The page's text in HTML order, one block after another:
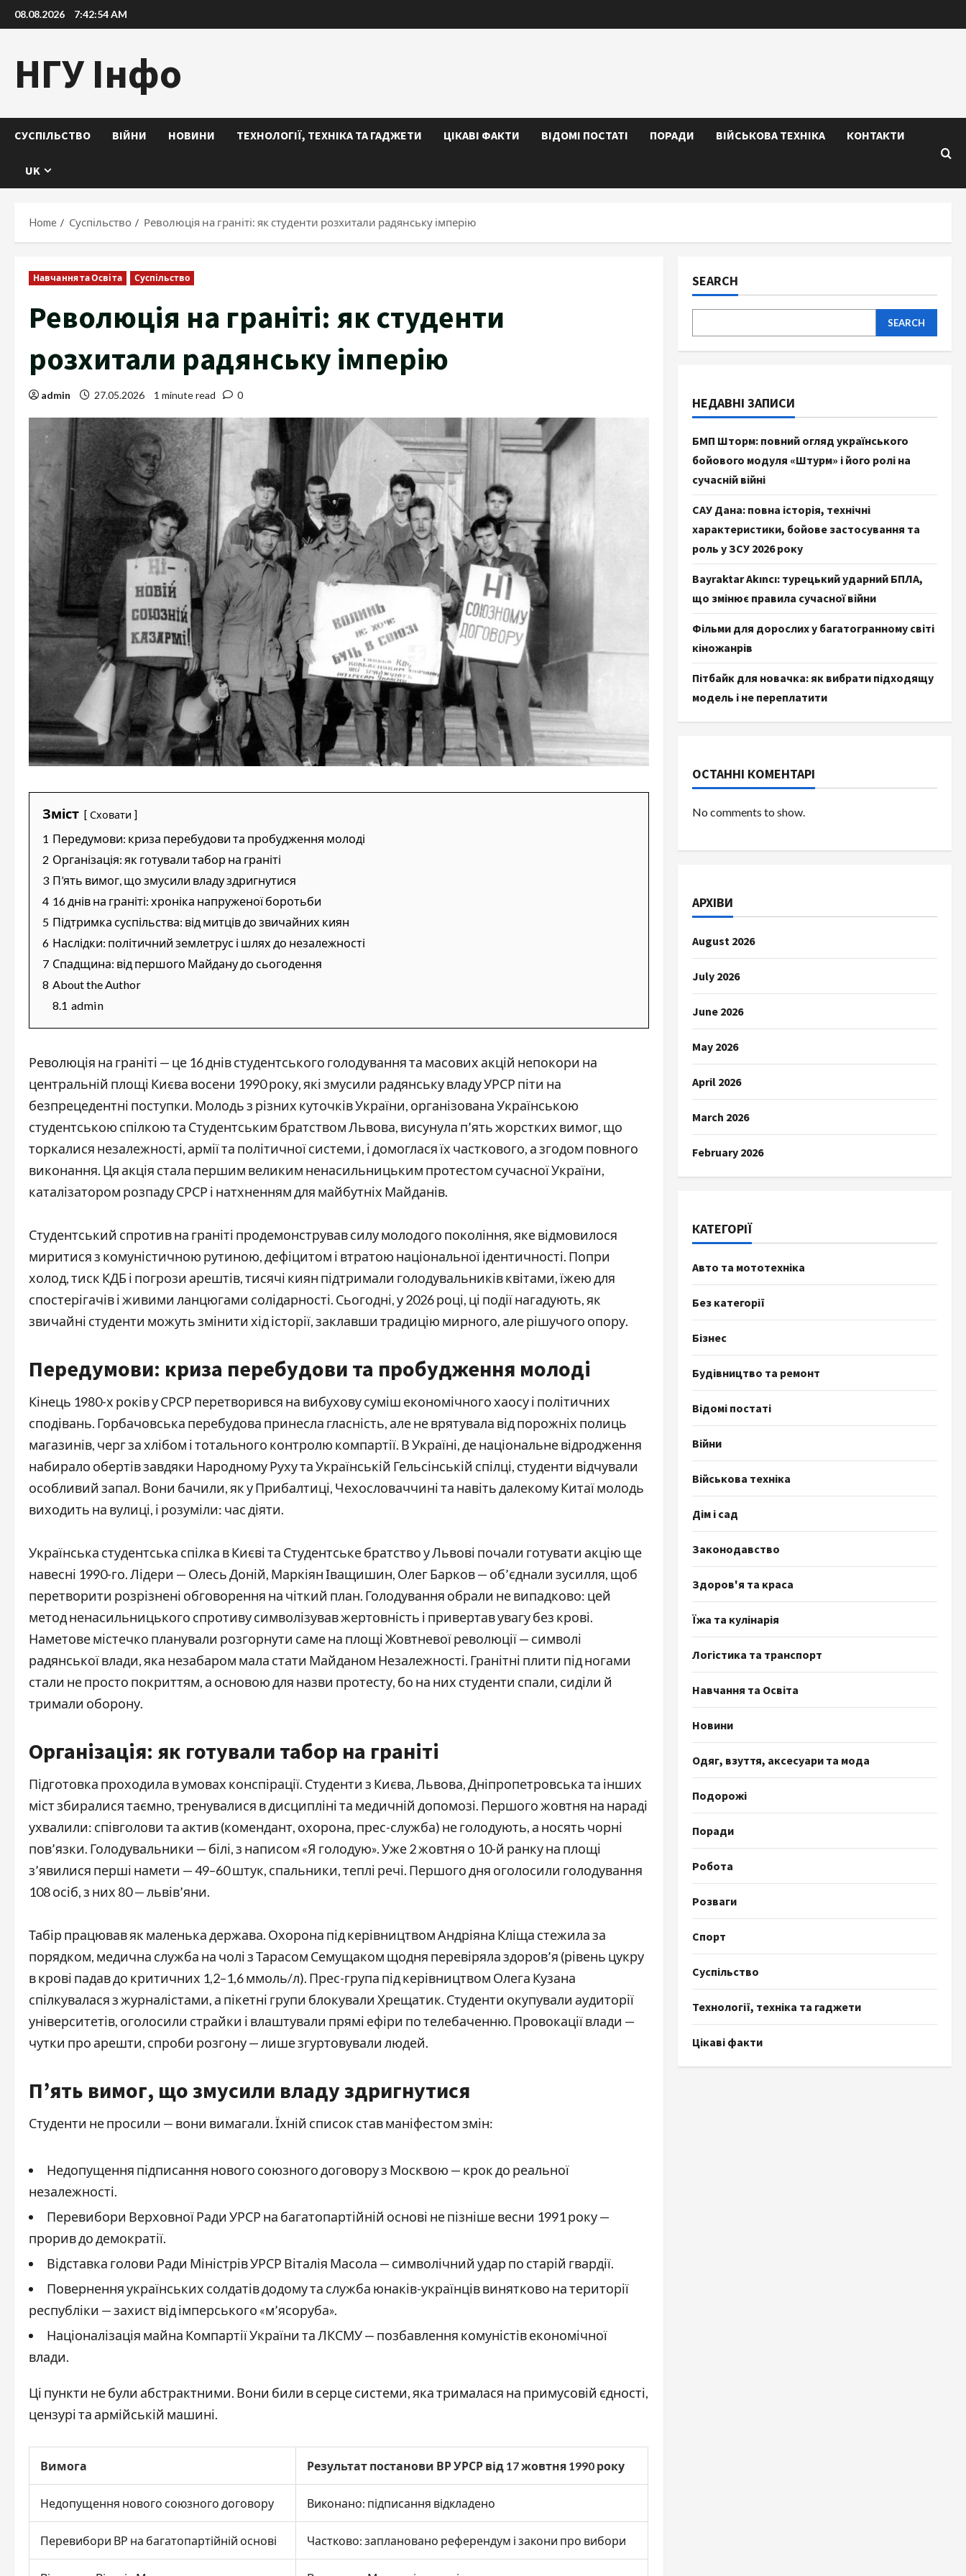
Skip
to
08.08.2026 7:42:55 AM
НГУ Інфо
СУСПІЛЬСТВО ВІЙНИ НОВИНИ ТЕХНОЛОГІЇ, ТЕХНІКА ТА ГАДЖЕТИ ЦІКАВІ ФАКТИ ВІДОМІ ПОСТАТІ ПОРАДИ ВІЙСЬКОВА ТЕХНІКА КОНТАКТИ
UK
Home Суспільство Революція на граніті: як студенти розхитали радянську імперію
Навчання та Освіта Суспільство
Революція на граніті: як студенти
розхитали радянську імперію
admin 27.05.2026 1 minute read 0
Зміст Сховати
1 Передумови: криза перебудови та пробудження молоді
2 Організація: як готували табор на граніті
3 П’ять вимог, що змусили владу здригнутися
4 16 днів на граніті: хроніка напруженої боротьби
5 Підтримка суспільства: від митців до звичайних киян
6 Наслідки: політичний землетрус і шлях до незалежності
7 Спадщина: від першого Майдану до сьогодення
8 About the Author
8.1 admin
Революція на граніті — це 16 днів студентського голодування та масових акцій непокори на
центральній площі Києва восени 1990 року, які змусили радянську владу УРСР піти на
безпрецедентні поступки. Молодь з різних куточків України, організована Українською
студентською спілкою та Студентським братством Львова, висунула п’ять жорстких вимог, що
торкалися незалежності, армії та політичної системи, і домоглася їх часткового, а згодом повного
виконання. Ця акція стала першим великим ненасильницьким протестом сучасної України,
каталізатором розпаду СРСР і натхненням для майбутніх Майданів.
Студентський спротив на граніті продемонстрував силу молодого покоління, яке відмовилося
миритися з комуністичною рутиною, дефіцитом і втратою національної ідентичності. Попри
холод, тиск КДБ і погрози арештів, тисячі киян підтримали голодувальників квітами, їжею для
спостерігачів і живими ланцюгами солідарності. Сьогодні, у 2026 році, ці події нагадують, як
звичайні студенти можуть змінити хід історії, заклавши традицію мирного, але рішучого опору.
Передумови: криза перебудови та пробудження молоді
Кінець 1980-х років у СРСР перетворився на вибухову суміш економічного хаосу і політичних
сподівань. Горбачовська перебудова принесла гласність, але не врятувала від порожніх полиць
магазинів, черг за хлібом і тотального контролю компартії. В Україні, де національне відродження
набирало обертів завдяки Народному Руху та Українській Гельсінській спілці, студенти відчували
особливий запал. Вони бачили, як у Прибалтиці, Чехословаччині та навіть далекому Китаї молодь
виходить на вулиці, і розуміли: час діяти.
Українська студентська спілка в Києві та Студентське братство у Львові почали готувати акцію ще
навесні 1990-го. Лідери — Олесь Доній, Маркіян Іващишин, Олег Барков — об’єднали зусилля, щоб
перетворити розрізнені обговорення на чіткий план. Голодування обрали не випадково: цей
метод ненасильницького спротиву символізував жертовність і привертав увагу без крові.
Наметове містечко планували розгорнути саме на площі Жовтневої революції — символі
радянської влади, яка незабаром мала стати Майданом Незалежності. Гранітні плити під ногами
стали не просто покриттям, а основою для назви протесту, бо на них студенти спали, сиділи й
тримали оборону.
Організація: як готували табор на граніті
Підготовка проходила в умовах конспірації. Студенти з Києва, Львова, Дніпропетровська та інших
міст збиралися таємно, тренувалися в дисципліні та медичній допомозі. Першого жовтня на нараді
ухвалили: співголови та актив (комендант, охорона, прес-служба) не голодують, а носять чорні
пов’язки. Голодувальники — білі, з написом «Я голодую». Уже 2 жовтня о 10-й ранку на площі
з’явилися перші намети — 49–60 штук, спальники, теплі речі. Першого дня оголосили голодування
108 осіб, з них 80 — львів’яни.
Табір працював як маленька держава. Охорона під керівництвом Андріяна Кліща стежила за
порядком, медична служба на чолі з Тарасом Семущаком щодня перевіряла здоров’я (рівень цукру
в крові падав до критичних 1,2–1,6 ммоль/л). Прес-група під керівництвом Олега Кузана
спілкувалася з журналістами, а пікетні групи блокували Хрещатик. Студенти окупували аудиторії
університетів, оголосили страйки і влаштували прямі ефіри по телебаченню. Провокації влади —
чутки про арешти, спроби розгону — лише згуртовували людей.
П’ять вимог, що змусили владу здригнутися
Студенти не просили — вони вимагали. Їхній список став маніфестом змін:
Недопущення підписання нового союзного договору з Москвою — крок до реальної
незалежності.
Перевибори Верховної Ради УРСР на багатопартійній основі не пізніше весни 1991 року —
прорив до демократії.
Відставка голови Ради Міністрів УРСР Віталія Масола — символічний удар по старій гвардії.
Повернення українських солдатів додому та служба юнаків-українців винятково на території
республіки — захист від імперського «м’ясоруба».
Націоналізація майна Компартії України та ЛКСМУ — позбавлення комуністів економічної
влади.
Ці пункти не були абстрактними. Вони били в серце системи, яка трималася на примусовій єдності,
цензурі та армійській машині.
Вимога Результат постанови ВР УРСР від 17 жовтня 1990 року
Недопущення нового союзного договору Виконано: підписання відкладено
Перевибори ВР на багатопартійній основі Частково: заплановано референдум і закони про вибори
SEARCH
SEARCH
НЕДАВНІ ЗАПИСИ
БМП Шторм: повний огляд українського
бойового модуля «Штурм» і його ролі на
сучасній війні
САУ Дана: повна історія, технічні
характеристики, бойове застосування та
роль у ЗСУ 2026 року
Bayraktar Akıncı: турецький ударний БПЛА,
що змінює правила сучасної війни
Фільми для дорослих у багатогранному світі
кіножанрів
Пітбайк для новачка: як вибрати підходящу
модель і не переплатити
ОСТАННІ КОМЕНТАРІ
No comments to show.
АРХІВИ
August 2026
July 2026
June 2026
May 2026
April 2026
March 2026
February 2026
КАТЕГОРІЇ
Авто та мототехніка
Без категорії
Бізнес
Будівництво та ремонт
Відомі постаті
Війни
Військова техніка
Дім і сад
Законодавство
Здоров'я та краса
Їжа та кулінарія
Логістика та транспорт
Навчання та Освіта
Новини
Одяг, взуття, аксесуари та мода
Подорожі
Поради
Робота
Розваги
Спорт
Суспільство
Технології, техніка та гаджети
Цікаві факти